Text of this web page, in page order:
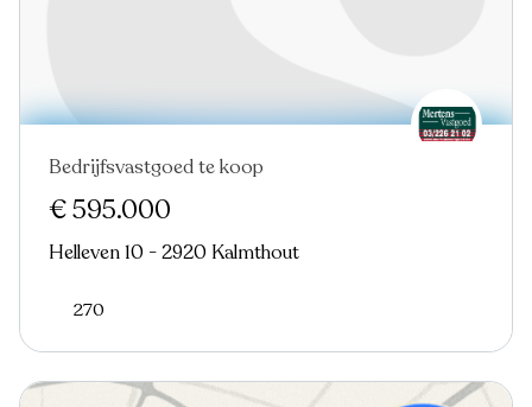
Bedrijfsvastgoed te koop
€ 595.000
Helleven 10 - 2920 Kalmthout
270